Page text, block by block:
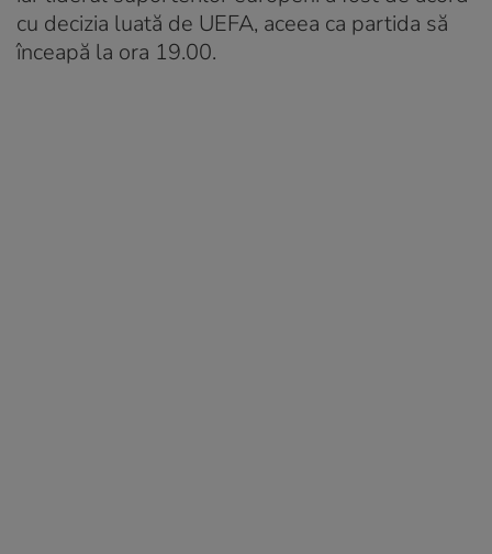
cu decizia luată de UEFA, aceea ca partida să
înceapă la ora 19.00.